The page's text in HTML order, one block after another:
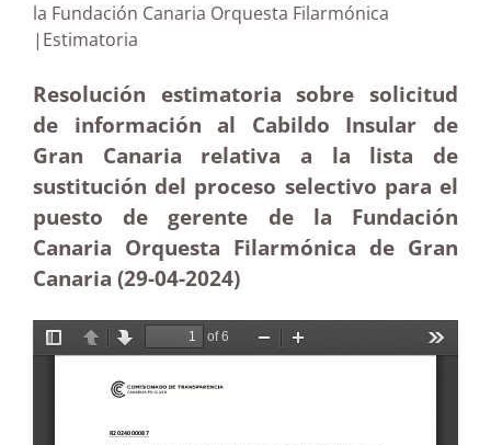
la Fundación Canaria Orquesta Filarmónica
|Estimatoria
Resolución estimatoria sobre solicitud
de información al Cabildo Insular de
Gran Canaria relativa a la lista de
sustitución del proceso selectivo para el
puesto de gerente de la Fundación
Canaria Orquesta Filarmónica de Gran
Canaria (29-04-2024)